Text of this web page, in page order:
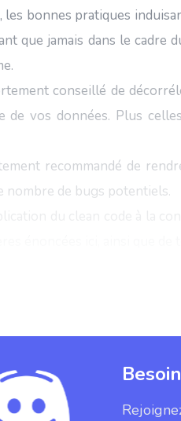
les bonnes pratiques
que jamais dans le
conseillé de
de vos données. Plus
recommandé de
nombre de bugs potentiels.